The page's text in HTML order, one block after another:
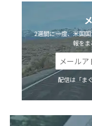
2週間に一度、米国
報をま
配信は「ま